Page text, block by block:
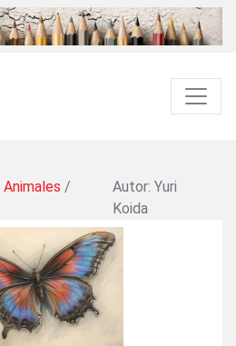
Animales /
Autor: Yuri
Koida